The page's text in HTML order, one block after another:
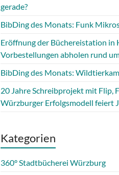
gerade?
BibDing des Monats: Funk
Eröffnung der Büchereistation in
Vorbestellungen abholen rund
BibDing des Monats:
20 Jahre Schreibprojekt mit Flip,
Würzburger Erfolgsmodell feiert
Kategorien
360° Stadtbücherei Würzburg